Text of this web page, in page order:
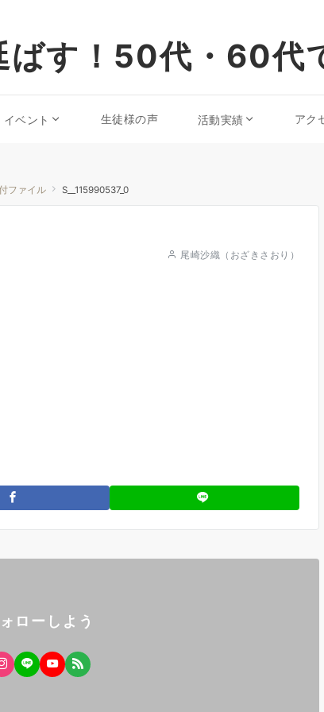
ばす！50代・60代
ベント 生徒様の声 活動実績 アク
ファイル S__115990537_0
尾崎沙織（おざきさおり）
ローしよう